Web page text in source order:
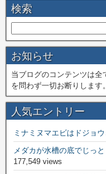
検索
お知らせ
当ブログのコンテンツは
を問わず一切お断りします。
人気エントリー
ミナミヌマエビはドジョ
メダカが水槽の底でじっ
177,549 views